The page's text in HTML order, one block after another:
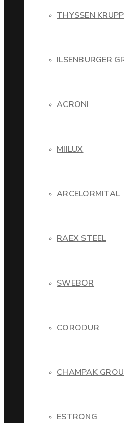
THYSSEN KRUPP
ILSENBURGER
ACRONI
MIILUX
ARCELORMITAL
RAEX STEEL
SWEBOR
CORODUR
CHAMPAK
ESTRONG